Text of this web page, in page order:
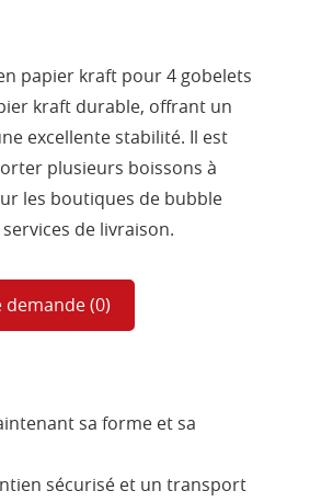
papier kraft pour 4 gobelets
kraft durable, offrant un
excellente stabilité. Il est
plusieurs boissons à
les boutiques de bubble
de livraison.
(0)
sa forme et sa
sécurisé et un transport